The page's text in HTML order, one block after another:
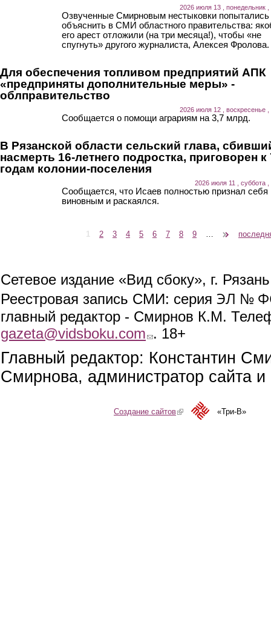
2026 июля 13 , понедельник ,
Озвученные Смирновым нестыковки попытались
объяснить в СМИ областного правительства:
его арест отложили (на три месяца!), чтобы «не
спугнуть» другого журналиста, Алексея Фролова.
Для обеспечения топливом предприятий АПК
«предприняты дополнительные меры» -
облправительство
2026 июля 12 , воскресенье ,
Сообщается о помощи аграриям на 3,7 млрд.
В Рязанской области сельский глава,
насмерть 16-летнего подростка, приговорен к
годам колонии-поселения
2026 июля 11 , суббота ,
Сообщается, что Исаев полностью признал себя
виновным и раскаялся.
1 2 3 4 5 6 7 8 9
Сетевое издание «Вид сбоку», г.
Реестровая запись СМИ: серия ЭЛ №
главный редактор - Смирнов К.М.
gazeta@vidsboku.com (link sends e-mail)
. 18+
Главный редактор: Константин
Смирнова, администратор сайта
Создание сайтов(link is external)«Три-В»